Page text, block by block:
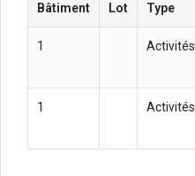
Bâtiment Lot Type
1 Activités
1 Activités